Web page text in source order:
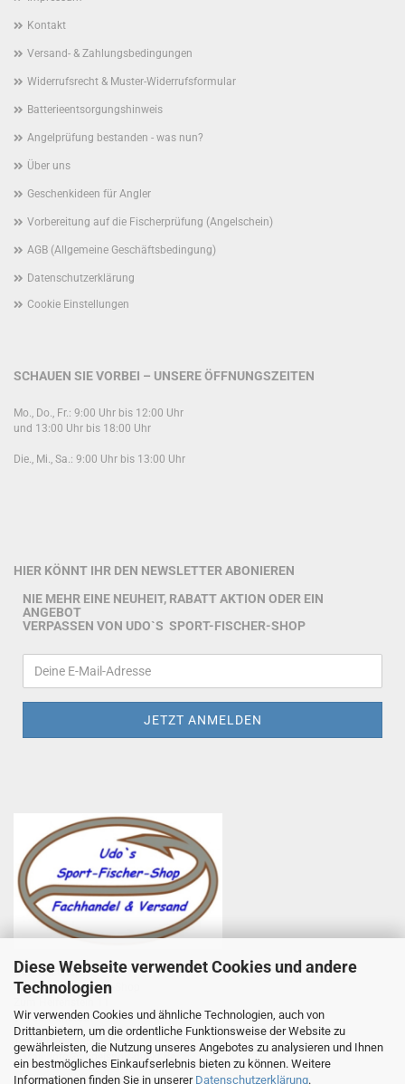
Diese Webseite verwendet Cookies und andere
Technologien
Wir verwenden Cookies und ähnliche Technologien, auch von
Drittanbietern, um die ordentliche Funktionsweise der Website zu
gewährleisten, die Nutzung unseres Angebotes zu analysieren und Ihnen
ein bestmögliches Einkaufserlebnis bieten zu können. Weitere
Informationen finden Sie in unserer Datenschutzerklärung.
Kontakt
Versand- & Zahlungsbedingungen
Widerrufsrecht & Muster-Widerrufsformular
Batterieentsorgungshinweis
Angelprüfung bestanden - was nun?
Über uns
Geschenkideen für Angler
Vorbereitung auf die Fischerprüfung (Angelschein)
AGB (Allgemeine Geschäftsbedingung)
Datenschutzerklärung
Cookie Einstellungen
SCHAUEN SIE VORBEI – UNSERE ÖFFNUNGSZEITEN
Mo., Do., Fr.: 9:00 Uhr bis 12:00 Uhr
und 13:00 Uhr bis 18:00 Uhr
Die., Mi., Sa.: 9:00 Uhr bis 13:00 Uhr
HIER KÖNNT IHR DEN NEWSLETTER ABONIEREN
NIE MEHR EINE NEUHEIT, RABATT AKTION ODER EIN
ANGEBOT
VERPASSEN VON UDO`S SPORT-FISCHER-SHOP
Udo Totzauer
Udo`s Sport-Fischer-Shop
97753 Karlstadt
Telefon +49 9353 985440
E-Mail
info@angelsport-direkt.de